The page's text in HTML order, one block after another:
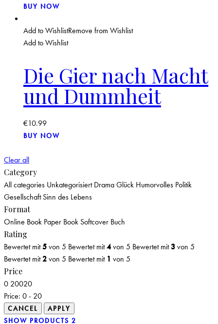
BUY NOW
Add to WishlistRemove from Wishlist
Add to Wishlist
Die Gier nach Macht
und Dummheit
€10.99
BUY NOW
Clear all
Category
All categories Unkategorisiert DramaGlück Humorvolles Politik
Gesellschaft Sinn des Lebens
Format
Online Book Paper Book Softcover Buch
Rating
Bewertet mit5von 5 Bewertet mit4von 5 Bewertet mit3von 5
Bewertet mit2von 5 Bewertet mit 1 von 5
Price
0 20020
Price: 0 - 20
SHOW PRODUCTS 2